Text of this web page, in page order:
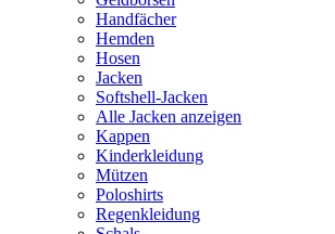
Handfächer
Hemden
Hosen
Jacken
Softshell-Jacken
Alle Jacken anzeigen
Kappen
Kinderkleidung
Mützen
Poloshirts
Regenkleidung